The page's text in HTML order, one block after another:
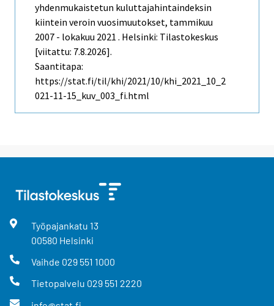
yhdenmukaistetun kuluttajahintaindeksin
kiintein veroin vuosimuutokset, tammikuu
2007 - lokakuu 2021 . Helsinki: Tilastokeskus
[viitattu: 7.8.2026].
Saantitapa:
https://stat.fi/til/khi/2021/10/khi_2021_10_2
021-11-15_kuv_003_fi.html
Työpajankatu 13
00580 Helsinki
Vaihde 029 551 1000
Tietopalvelu 029 551 2220